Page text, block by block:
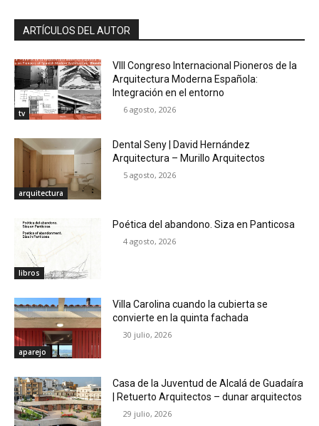
ARTÍCULOS DEL AUTOR
tv
VIII Congreso Internacional Pioneros de la
Arquitectura Moderna Española:
Integración en el entorno
6 agosto, 2026
arquitectura
Dental Seny | David Hernández
Arquitectura – Murillo Arquitectos
5 agosto, 2026
libros
Poética del abandono. Siza en Panticosa
4 agosto, 2026
aparejo
Villa Carolina cuando la cubierta se
convierte en la quinta fachada
30 julio, 2026
Casa de la Juventud de Alcalá de Guadaíra
| Retuerto Arquitectos – dunar arquitectos
29 julio, 2026